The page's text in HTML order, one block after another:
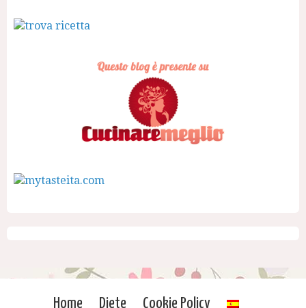
Home Diete Cookie Policy